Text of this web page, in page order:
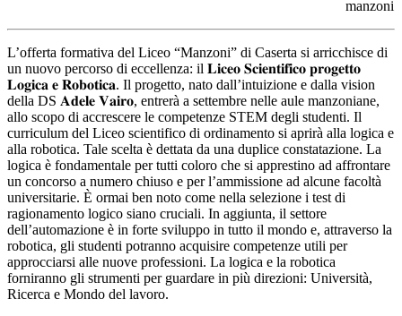
L’offerta formativa del Liceo “Manzoni” di Caserta si arricchisce di
un nuovo percorso di eccellenza: il 𝐋𝐢𝐜𝐞𝐨 𝐒𝐜𝐢𝐞𝐧𝐭𝐢𝐟𝐢𝐜𝐨 𝐩𝐫𝐨𝐠𝐞𝐭𝐭𝐨
𝐋𝐨𝐠𝐢𝐜𝐚 𝐞 𝐑𝐨𝐛𝐨𝐭𝐢𝐜𝐚. Il progetto, nato dall’intuizione e dalla vision
della DS 𝐀𝐝𝐞𝐥𝐞 𝐕𝐚𝐢𝐫𝐨, entrerà a settembre nelle aule manzoniane,
allo scopo di accrescere le competenze STEM degli studenti. Il
curriculum del Liceo scientifico di ordinamento si aprirà alla logica e
alla robotica. Tale scelta è dettata da una duplice constatazione. La
logica è fondamentale per tutti coloro che si apprestino ad affrontare
un concorso a numero chiuso e per l’ammissione ad alcune facoltà
universitarie. È ormai ben noto come nella selezione i test di
ragionamento logico siano cruciali. In aggiunta, il settore
dell’automazione è in forte sviluppo in tutto il mondo e, attraverso la
robotica, gli studenti potranno acquisire competenze utili per
approcciarsi alle nuove professioni. La logica e la robotica
forniranno gli strumenti per guardare in più direzioni: Università,
Ricerca e Mondo del lavoro.